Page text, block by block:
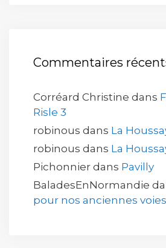
Commentaires
Corréard Christine dans
Risle 3
robinous dans La
robinous dans La
Pichonnier dans Pavilly
BaladesEnNormandie
pour nos anciennes